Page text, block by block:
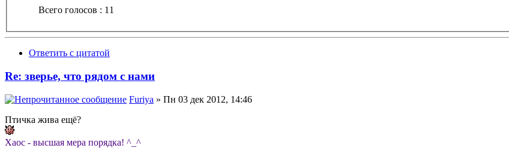
Всего голосов : 11
Ответить с цитатой
Re: зверье, что рядом с нами
Furiya » Пн 03 дек 2012, 14:46
Птичка жива ещё?
Хаос - высшая мера порядка! ^_^